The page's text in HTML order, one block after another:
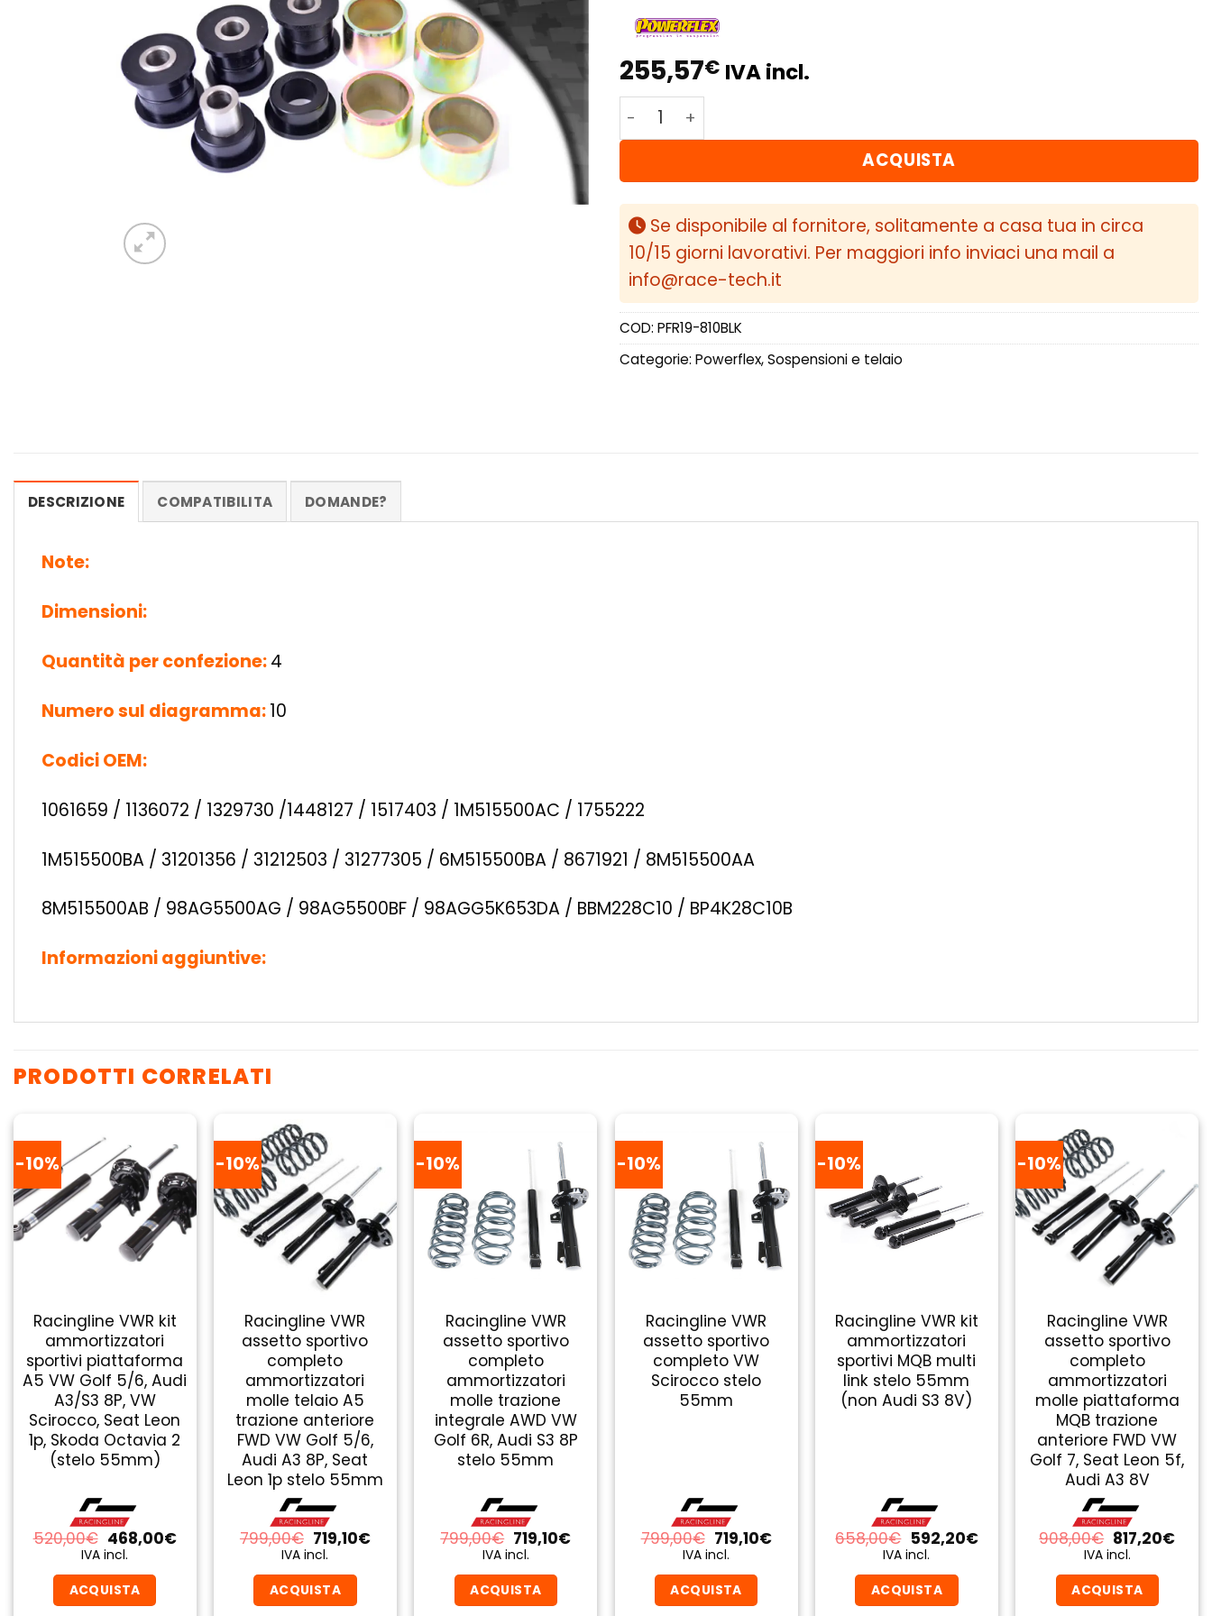
255,57€ IVA incl.
Powerflex Volvo V40 (2012 - 2019) Boccola del braccio di controllo
ACQUISTA
Se disponibile al fornitore, solitamente a casa tua in circa
10/15 giorni lavorativi. Per maggiori info inviaci una mail a
info@race-tech.it
COD: PFR19-810BLK
Categorie: Powerflex,Sospensioni e telaio
DESCRIZIONE COMPATIBILITA DOMANDE?
Note:
Dimensioni:
Quantità per confezione:4
Numero sul diagramma:10
Codici OEM:
1061659 / 1136072 / 1329730 /1448127 / 1517403 / 1M515500AC / 1755222
1M515500BA / 31201356 / 31212503 / 31277305 / 6M515500BA / 8671921 / 8M515500AA
8M515500AB / 98AG5500AG / 98AG5500BF / 98AGG5K653DA / BBM228C10 / BP4K28C10B
Informazioni aggiuntive:
PRODOTTI CORRELATI
-10%
Racingline VWR kit
ammortizzatori
sportivi piattaforma
A5 VW Golf 5/6, Audi
A3/S3 8P, VW
Scirocco, Seat Leon
1p, Skoda Octavia 2
(stelo 55mm)
520,00€ Il
prezzo
era:
520,00€.
468,00€Il
IVA incl.
ACQUISTA
-10%
Racingline VWR
assetto sportivo
completo
ammortizzatori
molle telaio A5
trazione anteriore
FWD VW Golf 5/6,
Audi A3 8P, Seat
Leon 1p stelo 55mm
799,00€ Il
prezzo
era:
799,00€.
719,10€Il
IVA incl.
ACQUISTA
-10%
Racingline VWR
assetto sportivo
completo
ammortizzatori
molle trazione
integrale AWD VW
Golf 6R, Audi S3 8P
stelo 55mm
799,00€ Il
prezzo
era:
799,00€.
719,10€Il
IVA incl.
ACQUISTA
-10%
Racingline VWR
assetto sportivo
completo VW
Scirocco stelo
55mm
799,00€ Il
prezzo
era:
799,00€.
719,10€Il
IVA incl.
ACQUISTA
-10%
Racingline VWR kit
ammortizzatori
sportivi MQB multi
link stelo 55mm
(non Audi S3 8V)
658,00€ Il
prezzo
era:
658,00€.
592,20€Il
IVA incl.
ACQUISTA
-10%
Racingline VWR
assetto sportivo
completo
ammortizzatori
molle piattaforma
MQB trazione
anteriore FWD VW
Golf 7, Seat Leon 5f,
Audi A3 8V
908,00€ Il
prezzo
era:
908,00€.
817,20€Il
IVA incl.
ACQUISTA